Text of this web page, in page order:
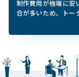
制作費用が極端に
合が多いため、
ト